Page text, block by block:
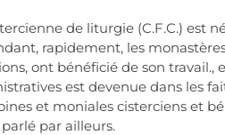
de liturgie (C.F.C.) est
rapidement, les
ont bénéficié de son
est devenue dans les
et moniales cisterciens et
par ailleurs.